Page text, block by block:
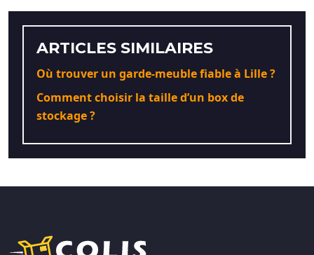
ARTICLES SIMILAIRES
Où trouver un garde-meuble fiable à Lille ?
Comment choisir la taille d’un box de
stockage ?